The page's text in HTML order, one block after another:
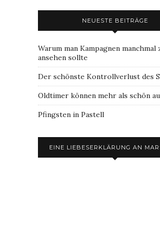
NEUESTE BEITRÄGE
Warum man Kampagnen manchmal
ansehen sollte
Der schönste Kontrollverlust des
Oldtimer können mehr als schön
Pfingsten in Pastell
EINE LIEBESERKLÄRUNG AN